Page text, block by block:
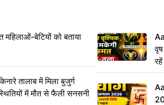
बेटियों को बताया
तालाब में मिला बुजुर्ग
में मौत से फैली सनसनी